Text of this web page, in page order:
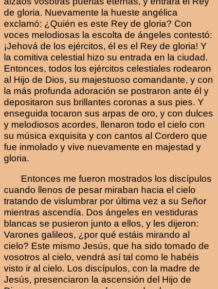
de gloria. Nuevamente la hueste angélica
exclamó: ¿Quién es este Rey de gloria? Con
voces melodiosas la escolta de ángeles contestó:
¡Jehová de los ejércitos, él es el Rey de gloria! Y
la comitiva celestial hizo su entrada en la ciudad.
Entonces, todos los ejércitos celestiales rodearon
al Hijo de Dios, su majestuoso comandante, y con
la más profunda adoración se postraron ante él y
depositaron sus brillantes coronas a sus pies. Y
enseguida tocaron sus arpas de oro, y con dulces
y melodiosos acordes, llenaron todo el cielo con
su música exquisita y con cantos al Cordero que
fue inmolado y vive nuevamente en majestad y
gloria.
Entonces me fueron mostrados los discípulos
cuando llenos de pesar miraban hacia el cielo
tratando de vislumbrar por última vez a su Señor
mientras ascendía. Dos ángeles en vestiduras
blancas se pusieron junto a ellos, y les dijeron:
Varones galileos, ¿por qué estáis mirando al
cielo? Este mismo Jesús, que ha sido tomado de
vosotros al cielo, vendrá así tal como le habéis
visto ir al cielo. Los discípulos, con la madre de
Jesús, presenciaron la ascensión del Hijo de